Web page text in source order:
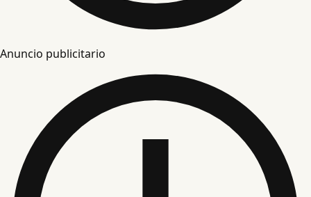
Anuncio publicitario